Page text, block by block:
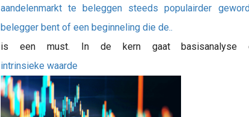
aandelenmarkt te beleggen steeds populairder
belegger bent of een beginneling die de..
is een must. In de kern gaat basisanalyse
intrinsieke waarde